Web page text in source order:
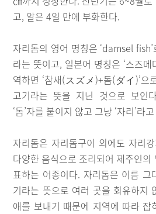
고, 알은 4일 만에 부화한다.
자리돔의 영어 명칭은 ‘damsel
라는 뜻이고, 일본어 명칭은 ‘스즈
역하면 ‘참새(スズメ)+돔(ダイ)’으
고기라는 뜻을 지닌 것으로 보인
‘돔’자를 붙이지 않고 그냥 ‘자리’라
자리돔은 자리돔구이 외에도 자리
다양한 음식으로 조리되어 제주인의
표하는 어종이다. 자리돔은 이름 그
기라는 뜻으로 여러 곳을 회유하지
애를 보내기 때문에 지역에 따라 잡